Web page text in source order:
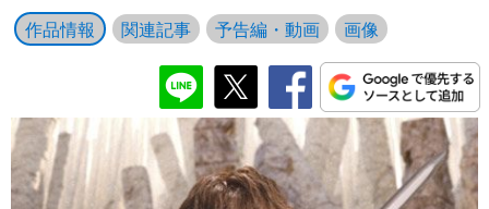
作品情報 関連記事 予告編・動画 画像